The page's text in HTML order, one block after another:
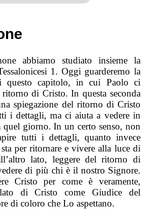
abbiamo studiato insieme la
1. Oggi guarderemo la
questo capitolo, in cui Paolo ci
di Cristo. In questa seconda
spiegazione del ritorno di Cristo
i dettagli, ma ci aiuta a vedere in
quel giorno. In un certo senso, non
tutti i dettagli, quanto invece
per ritornare e vivere alla luce di
lato, leggere del ritorno di
di più chi è il nostro Signore.
Cristo per come è veramente,
di Cristo come Giudice del
di coloro che Lo aspettano.